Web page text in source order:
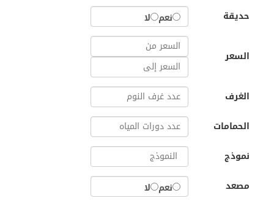
حديقة نعم لا
السعر
الغرف
الحمامات
نموذج
مصعد
نعم لا